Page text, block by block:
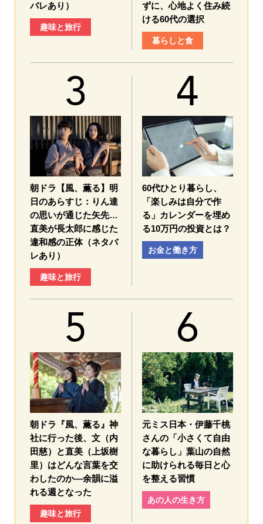
バレあり）
趣味と旅行
ずに、心地よく住み続
ける60代の選択
暮らしと食
朝ドラ【風、薫る】明
日のあらすじ：​りん達
の思いが通じた矢先…
直美が長太郎に感じた
違和感の正体（ネタバ
レあり）
趣味と旅行
60代ひとり暮らし、
「楽しみは自分で作
る」カレンダーを埋め
る10万円の投資とは？
お金と働き方
朝ドラ『風、薫る』神
社に行った後、文（内
田慈）と直美（上坂樹
里）はどんな言葉を交
わしたのか—余韻に溢
れる週となった
趣味と旅行
元ミス日本・伊藤千桃
さんの「小さくて自由
な暮らし」葉山の自然
に助けられる毎日と心
を整える習慣
あの人の生き方